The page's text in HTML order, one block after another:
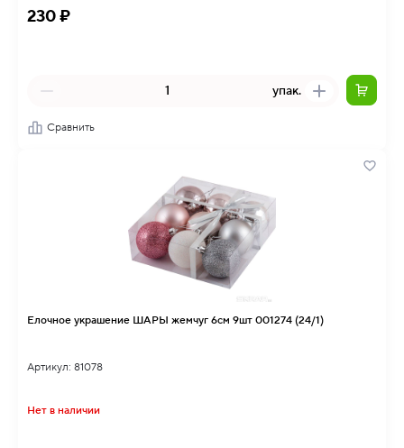
230 ₽
упак.
Сравнить
Елочное украшение ШАРЫ жемчуг 6см 9шт 001274 (24/1)
Артикул: 81078
Нет в наличии